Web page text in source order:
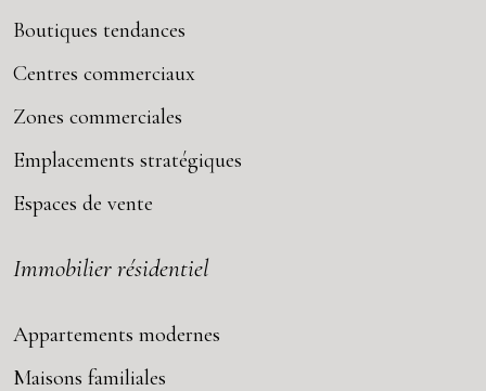
Boutiques tendances
Centres commerciaux
Zones commerciales
Emplacements stratégiques
Espaces de vente
Immobilier résidentiel
Appartements modernes
Maisons familiales